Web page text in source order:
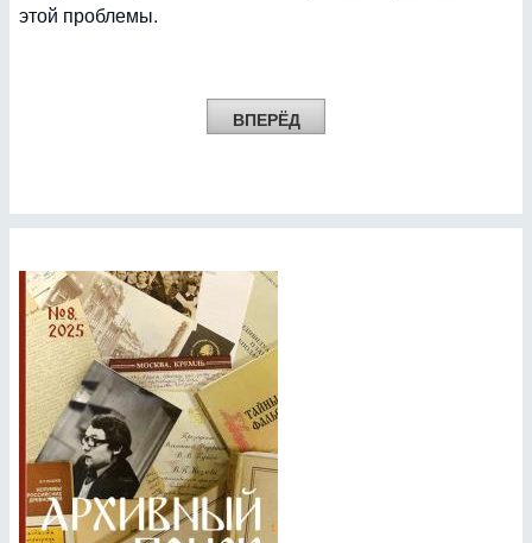
этой проблемы.